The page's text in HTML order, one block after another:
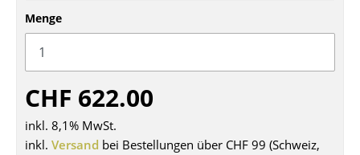
Bürosessel
Einzelteile
... alle Sitzmöbel
Tische
Menge
CHF 622.00
inkl. 8,1% MwSt.
inkl. Versand bei Bestellungen über CHF 99 (Schweiz,